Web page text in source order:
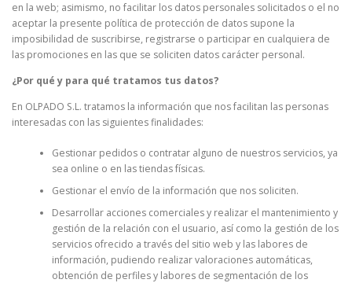
en la web; asimismo, no facilitar los datos personales solicitados o el no
aceptar la presente política de protección de datos supone la
imposibilidad de suscribirse, registrarse o participar en cualquiera de
las promociones en las que se soliciten datos carácter personal.
¿Por qué y para qué tratamos tus datos?
En OLPADO S.L. tratamos la información que nos facilitan las personas
interesadas con las siguientes finalidades:
Gestionar pedidos o contratar alguno de nuestros servicios, ya
sea online o en las tiendas físicas.
Gestionar el envío de la información que nos soliciten.
Desarrollar acciones comerciales y realizar el mantenimiento y
gestión de la relación con el usuario, así como la gestión de los
servicios ofrecido a través del sitio web y las labores de
información, pudiendo realizar valoraciones automáticas,
obtención de perfiles y labores de segmentación de los